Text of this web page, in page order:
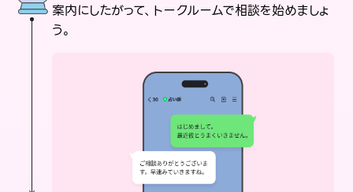
案内にしたがって、トークルームで相談を始めましょ
う。